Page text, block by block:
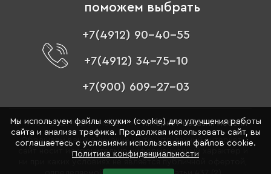
поможем выбрать
+7(4912) 90-40-55
+7(4912) 34-75-10
+7(900) 609-27-03
© 1996 - 2026 «Цвет мебели» –интернет-магазин мебели
Обращаем ваше внимание на то, что данный интернет-
сайт носит исключительно информационный характер и
Мы используем файлы «куки» (cookie) для улучшения работы
сайта и анализа трафика. Продолжая использовать сайт, вы
соглашаетесь с условиями использования файлов cookie.
Политика конфиденциальности